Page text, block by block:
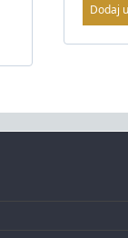
Dodaj